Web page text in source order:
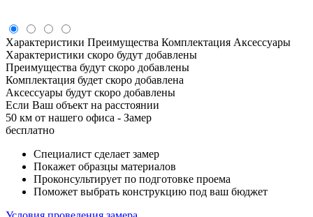
Характеристики Преимущества Комплектация Аксессуары
Характеристики скоро будут добавлены
Преимущества будут скоро добавлены
Комплектация будет скоро добавлена
Аксессуары будут скоро добавлены
Если Ваш объект на расстоянии
50 км от нашего офиса - Замер
бесплатно
Специалист сделает замер
Покажет образцы материалов
Проконсультирует по подготовке проема
Поможет выбрать конструкцию под ваш бюджет